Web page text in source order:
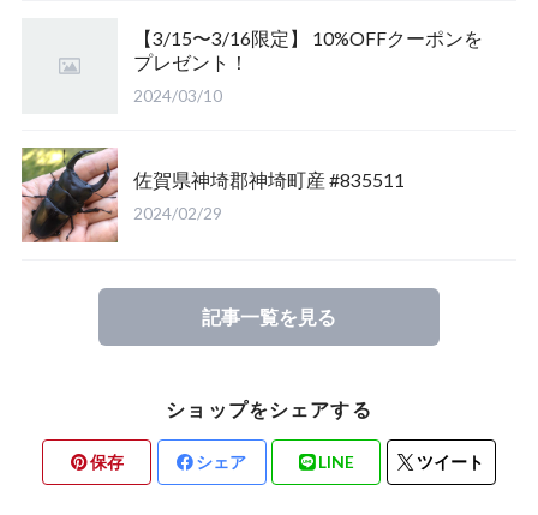
長崎県対馬市産
佐賀県神崎郡産
新潟県東蒲原郡阿賀町産
香川県綾歌郡産綾上町産
福島県南会津郡産
福島県大沼郡産
長崎県対馬市産
山梨県甲斐市産
北海道檜山郡厚沢部町産
山梨県甲府市産
山梨県韮崎市穂坂町産
山梨県北杜市明野町産
三重県桑名市
滋賀県大津市産
京都府宇治市産
山梨県韮崎市穂坂町産
京都府宇治市産
岡山県岡山市産
香川県丸亀市綾歌町産
熊本県合志市産
【3/15〜3/16限定】 10%OFFクーポンを
プレゼント！
2024/03/10
佐賀県神埼郡神埼町産 #835511
2024/02/29
記事一覧を見る
ショップをシェアする
保存 シェア LINE ツイート